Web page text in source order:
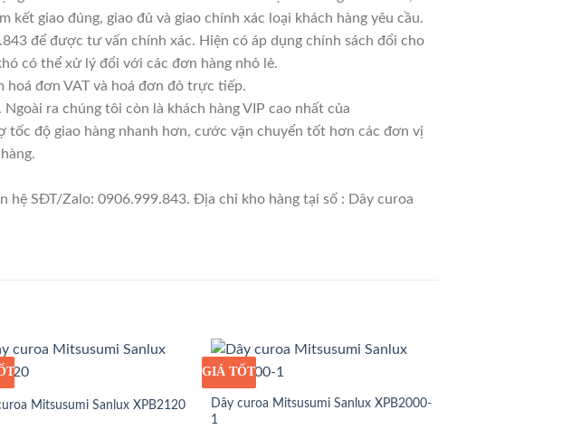
giao đúng, giao đủ và giao chính xác loại khách hàng yêu cầu.
để được tư vấn chính xác. Hiện có áp dụng chính sách đổi cho
có thể xử lý đổi với các đơn hàng nhỏ lẻ.
đơn VAT và hoá đơn đỏ trực tiếp.
ra chúng tôi còn là khách hàng VIP cao nhất của
độ giao hàng nhanh hơn, cước vận chuyển tốt hơn các đơn vị
hệ SĐT/Zalo: 0906.999.843. Địa chỉ kho hàng tại số : Dây curoa
Mitsusumi Sanlux XPB2120
GIÁ SỈ
GIÁ TỐT
Dây curoa Mitsusumi Sanlux XPB2000-
1